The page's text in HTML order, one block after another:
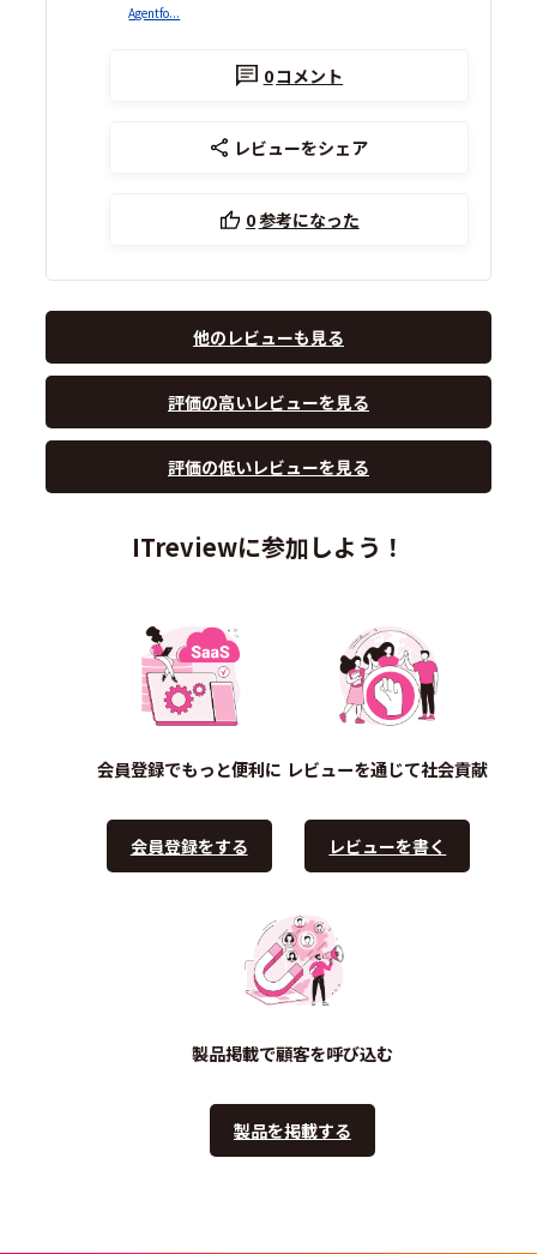
Agentfo...
0コメント
レビューをシェア
0参考になった
他のレビューも見る
評価の高いレビューを見る
評価の低いレビューを見る
ITreviewに参加しよう！
会員登録でもっと便利に
会員登録をする
レビューを通じて社会貢献
レビューを書く
製品掲載で顧客を呼び込む
製品を掲載する